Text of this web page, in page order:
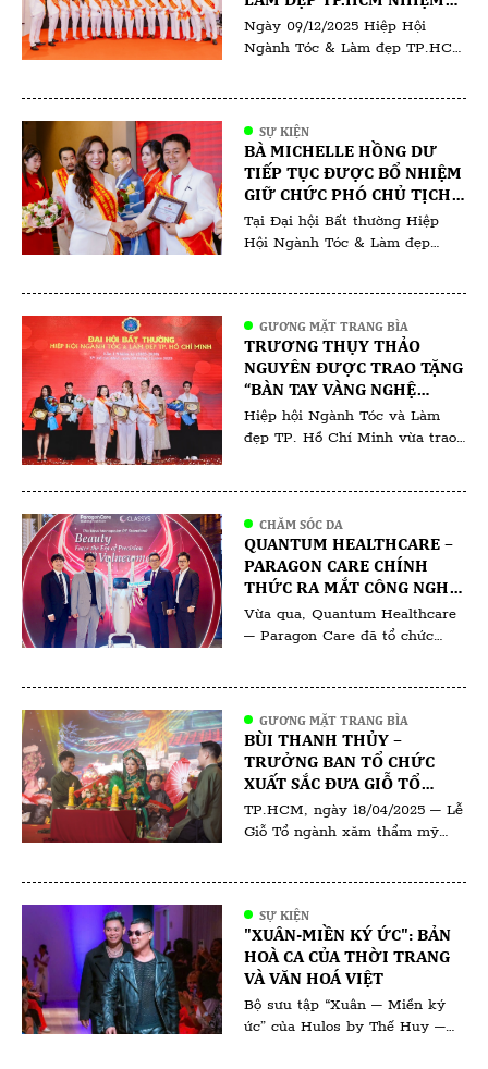
Việt Nam. Sự kiện quy tụ các
doanh nghiệp làm đẹp, đối tác
[…]
KỲ I (2025–2030)
Ngày 09/12/2025 Hiệp Hội
Ngành Tóc & Làm đẹp TP.HCM
của đông đảo hội viên, các
chuyên gia trong ngành cùng
đại diện salon, học viện đào tạo
và doanh nghiệp hoạt động
trong lĩnh […]
SỰ KIỆN
BÀ MICHELLE HỒNG DƯ
TIẾP TỤC ĐƯỢC BỔ NHIỆM
GIỮ CHỨC PHÓ CHỦ TỊCH
ĐÀO TẠO NGÀNH LÀM ĐẸP -
HIỆP HỘI NGÀNH TÓC &
Tại Đại hội Bất thường Hiệp
Hội Ngành Tóc & Làm đẹp
nhiệm bổ nhiệm giữ chức Phó
Chủ tịch phụ trách công tác
đào tạo ngành làm đẹp. Việc bà
Michelle Hồng Dư tiếp tục đảm
nhiệm vị trí này […]
GƯƠNG MẶT TRANG BÌA
TRƯƠNG THỤY THẢO
NGUYÊN ĐƯỢC TRAO TẶNG
“BÀN TAY VÀNG NGHỆ
THUẬT NGÀNH LÀM ĐẸP
VIỆT NAM 2025”
Hiệp hội Ngành Tóc và Làm
đẹp TP. Hồ Chí Minh vừa trao
Thảo Nguyên chuyên gia phun
xăm thẩm mỹ có hơn 10 năm
hoạt động trong lĩnh vực làm
đẹp. Theo đại diện Hiệp hội, […]
CHĂM SÓC DA
QUANTUM HEALTHCARE –
PARAGON CARE CHÍNH
THỨC RA MẮT CÔNG NGHỆ
RF ĐƠN CỰC VOLNEWMER:
ĐỊNH HÌNH CHUẨN MỰC
Vừa qua, Quantum Healthcare
– Paragon Care đã tổ chức
gia da liễu, bác sĩ thẩm mỹ, kỹ
thuật viên và các đơn vị đối tác
trong ngành. Sự kiện không chỉ
là màn giới thiệu […]
GƯƠNG MẶT TRANG BÌA
BÙI THANH THỦY –
TRƯỞNG BAN TỔ CHỨC
XUẤT SẮC ĐƯA GIỖ TỔ
NGÀNH PHUN XĂM THẨM
MỸ VIỆT NAM 2025 ĐẾN
TP.HCM, ngày 18/04/2025 – Lễ
Giỗ Tổ ngành xăm thẩm mỹ
gia, nghệ nhân và đơn vị uy tín
trong ngành. Đứng sau thành
công của sự kiện là Trưởng ban
tổ chức – bà Bùi Thanh Thủy,
[…]
SỰ KIỆN
"XUÂN-MIỀN KÝ ỨC": BẢN
HOÀ CA CỦA THỜI TRANG
VÀ VĂN HOÁ VIỆT
Bộ sưu tập “Xuân – Miền ký
ức” của Hulos by Thế Huy –